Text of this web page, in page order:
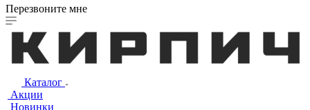
Перезвоните мне
Каталог
Акции
Новинки